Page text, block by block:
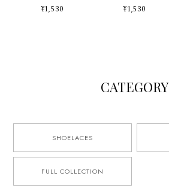
¥1,530
¥1,530
CATEGORY
SHOELACES
FULL COLLECTION